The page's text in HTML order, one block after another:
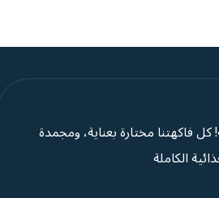
فاكهتنا مختارة بعناية، ومجمدة
الكاملة